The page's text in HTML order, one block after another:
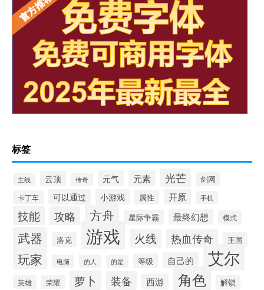
标签
主线 云顶 传奇 元气 元素 光芒 剑网
卡丁车 可以通过 小游戏 属性 开原 手机
技能 攻略 方舟 星际争霸 最终幻想 模式
武器 洛克 游戏 火线 热血传奇 王国
玩家 电脑 的人 的是 等级 自己的 艾尔
英雄 荣耀 萝卜 装备 西游 角色 解锁